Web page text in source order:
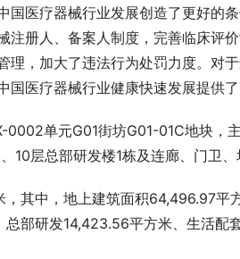
国医疗器械行业发展创造了更好的
注册人、备案人制度，完善临床评
理，加大了违法行为处罚力度。对
医疗器械行业健康快速发展提供了
单元G01街坊G01-01C地块，
10层总部研发楼1栋及连廊、门卫、
其中，地上建筑面积64,496.97
部研发14,423.56平方米、生活